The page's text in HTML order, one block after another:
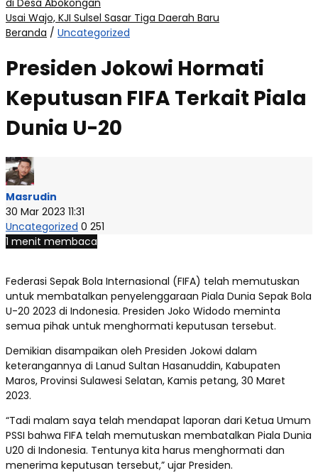
di Desa Abokongan
Usai Wajo, KJI Sulsel Sasar Tiga Daerah Baru
Beranda / Uncategorized
Presiden Jokowi Hormati
Keputusan FIFA Terkait Piala
Dunia U-20
Masrudin
30 Mar 2023 11:31
Uncategorized 0 251
1 menit membaca
Federasi Sepak Bola Internasional (FIFA) telah memutuskan
untuk membatalkan penyelenggaraan Piala Dunia Sepak Bola
U-20 2023 di Indonesia. Presiden Joko Widodo meminta
semua pihak untuk menghormati keputusan tersebut.
Demikian disampaikan oleh Presiden Jokowi dalam
keterangannya di Lanud Sultan Hasanuddin, Kabupaten
Maros, Provinsi Sulawesi Selatan, Kamis petang, 30 Maret
2023.
“Tadi malam saya telah mendapat laporan dari Ketua Umum
PSSI bahwa FIFA telah memutuskan membatalkan Piala Dunia
U20 di Indonesia. Tentunya kita harus menghormati dan
menerima keputusan tersebut,” ujar Presiden.